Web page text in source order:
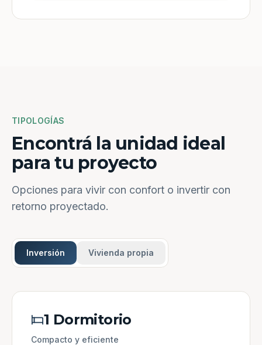
TIPOLOGÍAS
Encontrá la unidad ideal
para tu proyecto
Opciones para vivir con confort o invertir con
retorno proyectado.
Inversión Vivienda propia
1 Dormitorio
Compacto y eficiente